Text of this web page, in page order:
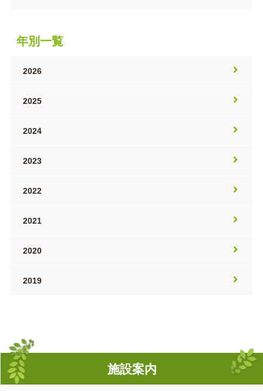
年別一覧
2026
2025
2024
2023
2022
2021
2020
2019
施設案内